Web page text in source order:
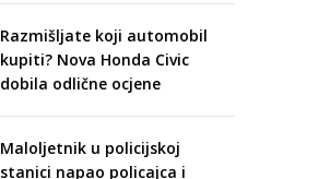
Razmišljate koji automobil
kupiti? Nova Honda Civic
dobila odlične ocjene
Maloljetnik u policijskoj
stanici napao policajca i